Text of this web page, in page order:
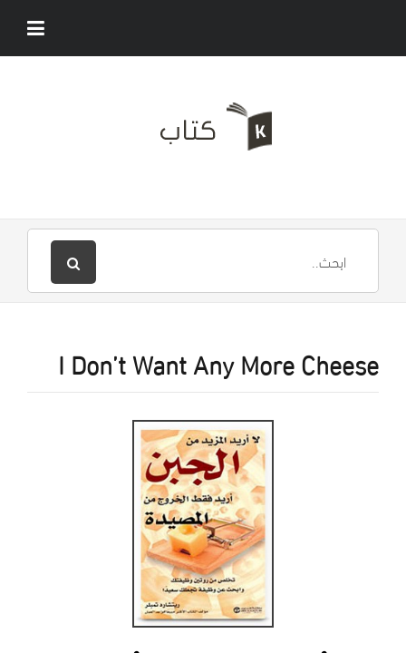
I Don’t Want Any More Cheese